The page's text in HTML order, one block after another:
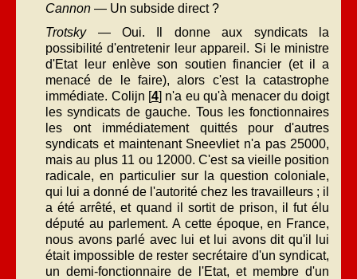
Cannon — Un subside direct ?
Trotsky— Oui. Il donne aux syndicats la
possibilité d'entretenir leur appareil. Si le ministre
d'Etat leur enlève son soutien financier (et il a
menacé de le faire), alors c'est la catastrophe
immédiate. Colijn [4] n'a eu qu'à menacer du doigt
les syndicats de gauche. Tous les fonctionnaires
les ont immédiatement quittés pour d'autres
syndicats et maintenant Sneevliet n'a pas 25000,
mais au plus 11 ou 12000. C'est sa vieille position
radicale, en particulier sur la question coloniale,
qui lui a donné de l'autorité chez les travailleurs ; il
a été arrêté, et quand il sortit de prison, il fut élu
député au parlement. A cette époque, en France,
nous avons parlé avec lui et lui avons dit qu'il lui
était impossible de rester secrétaire d'un syndicat,
un demi-fonctionnaire de l'Etat, et membre d'un